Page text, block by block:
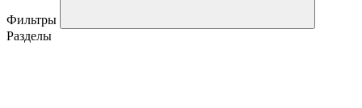
Фильтры
Разделы